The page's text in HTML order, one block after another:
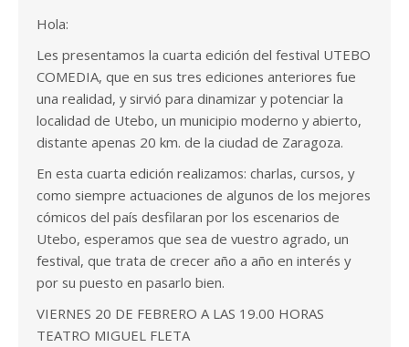
Hola:
Les presentamos la cuarta edición del festival UTEBO
COMEDIA, que en sus tres ediciones anteriores fue
una realidad, y sirvió para dinamizar y potenciar la
localidad de Utebo, un municipio moderno y abierto,
distante apenas 20 km. de la ciudad de Zaragoza.
En esta cuarta edición realizamos: charlas, cursos, y
como siempre actuaciones de algunos de los mejores
cómicos del país desfilaran por los escenarios de
Utebo, esperamos que sea de vuestro agrado, un
festival, que trata de crecer año a año en interés y
por su puesto en pasarlo bien.
VIERNES 20 DE FEBRERO A LAS 19.00 HORAS
TEATRO MIGUEL FLETA